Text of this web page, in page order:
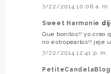
7/22/2014 10:06 a. m.
Sweet Harmonie
Que bonitos!! yo creo
no estropearlos!! jeje
7/22/2014 12:41 p. m.
PetiteCandelaBlog